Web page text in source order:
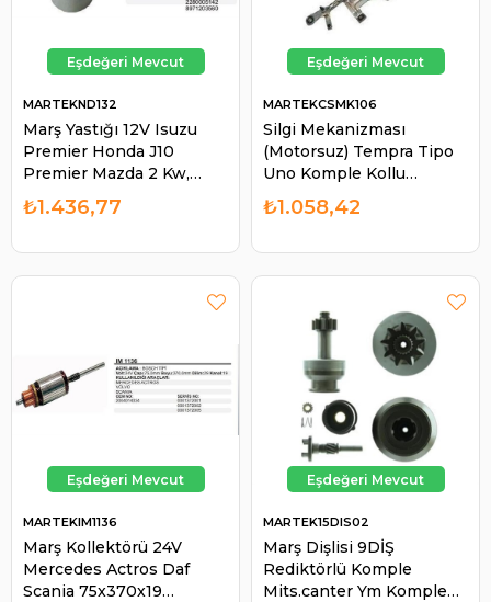
Marş Yastığı 12V Isuzu
Premier Honda J10
Premier Mazda 2 Kw,
Ford Ranger Pick Up,
Land Rover Defender,
MARTEKND132
₺1.436,77
Silgi Mekanizması
(Motorsuz) Tempra Tipo
Uno Komple Kollu
WSM112 | MARTEK
CSMK106
MARTEKCSMK106
₺1.058,42
Marş Kollektörü 24V
Mercedes Actros Daf
Scania 75x370x19
MARTEKIM1136
Marş Dişlisi 9DİŞ
Rediktörlü Komple
Mits.canter Ym Komple
MARTEK15DIS02